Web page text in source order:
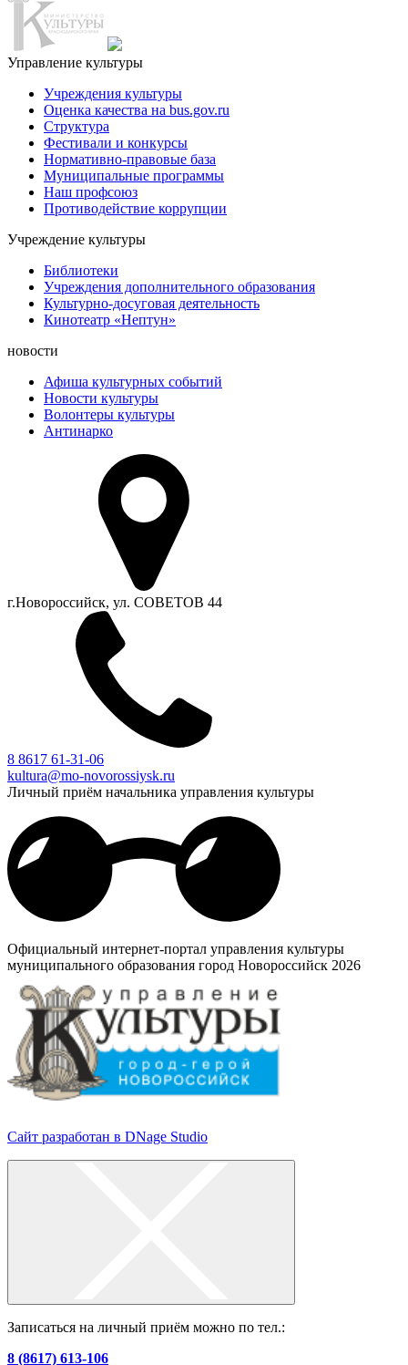
Управление культуры
Учреждения культуры
Оценка качества на bus.gov.ru
Структура
Фестивали и конкурсы
Нормативно-правовые база
Муниципальные программы
Наш профсоюз
Противодействие коррупции
Учреждение культуры
Библиотеки
Учреждения дополнительного образования
Культурно-досуговая деятельность
Кинотеатр «Нептун»
новости
Афиша культурных событий
Новости культуры
Волонтеры культуры
Антинарко
г.Новороссийск, ул. СОВЕТОВ 44
8 8617 61-31-06
kultura@mo-novorossiysk.ru
Личный приём начальника управления культуры
Официальный интернет-портал управления культуры
муниципального образования город Новороссийск 2026
Сайт разработан в DNage Studio
Записаться на личный приём можно по тел.:
8 (8617) 613-106